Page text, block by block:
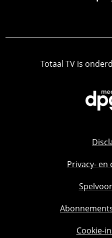
Totaal TV is
Privacy- en
Cookie-